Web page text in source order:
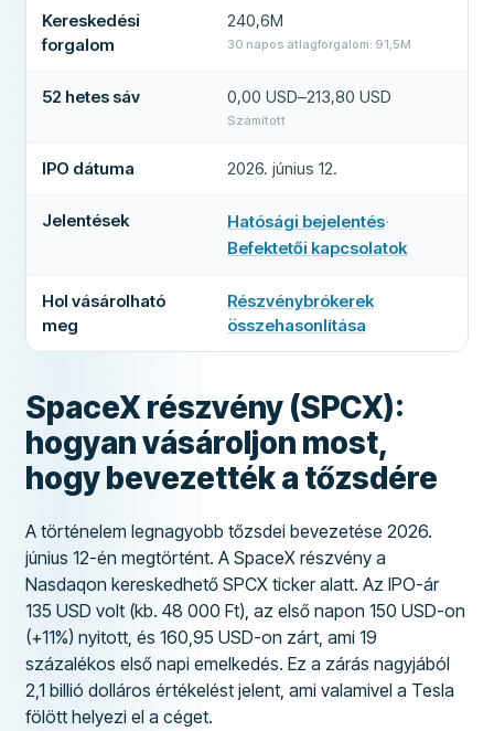
Kereskedési
forgalom
240,6M
30 napos átlagforgalom: 91,5M
52 hetes sáv 0,00 USD–213,80 USD
Számított
IPO dátuma 2026. június 12.
Jelentések Hatósági bejelentés
(új lapon nyílik meg)·
Befektetői kapcsolatok
(új lapon nyílik meg)
Hol vásárolható
meg
Részvénybrókerek
összehasonlítása
SpaceX részvény (SPCX):
hogyan vásároljon most,
hogy bevezették a tőzsdére
A történelem legnagyobb tőzsdei bevezetése 2026.
június 12-én megtörtént. A SpaceX részvény a
Nasdaqon kereskedhető SPCX ticker alatt. Az IPO-ár
135 USD volt (kb. 48 000 Ft), az első napon 150 USD-on
(+11%) nyitott, és 160,95 USD-on zárt, ami 19
százalékos első napi emelkedés. Ez a zárás nagyjából
2,1 billió dolláros értékelést jelent, ami valamivel a Tesla
fölött helyezi el a céget.